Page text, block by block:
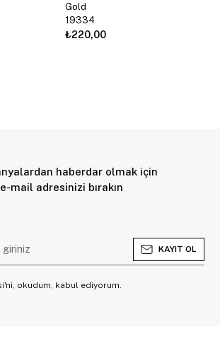
Gold
19334
₺220,00
haberdar olmak için
e-mail adresinizi bırakın
KAYIT OL
okudum, kabul ediyorum.